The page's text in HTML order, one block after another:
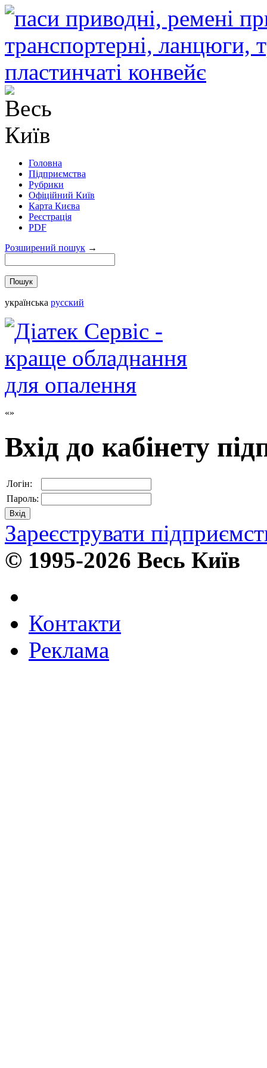
Головна
Підприємства
Рубрики
Офіційний Київ
Карта Києва
Реєстрація
PDF
Розширений пошук →
українська русский
Вхід до кабінету
Логін:
Пароль:
Зареєструвати
© 1995-2026 Весь Київ
Контакти
Реклама